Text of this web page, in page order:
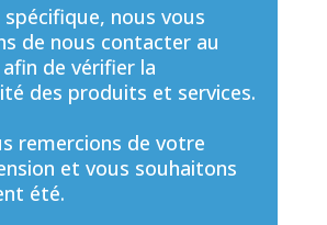
nous vous
de nous contacter au
de vérifier la
des produits et services.
remercions de votre
et vous souhaitons
été.